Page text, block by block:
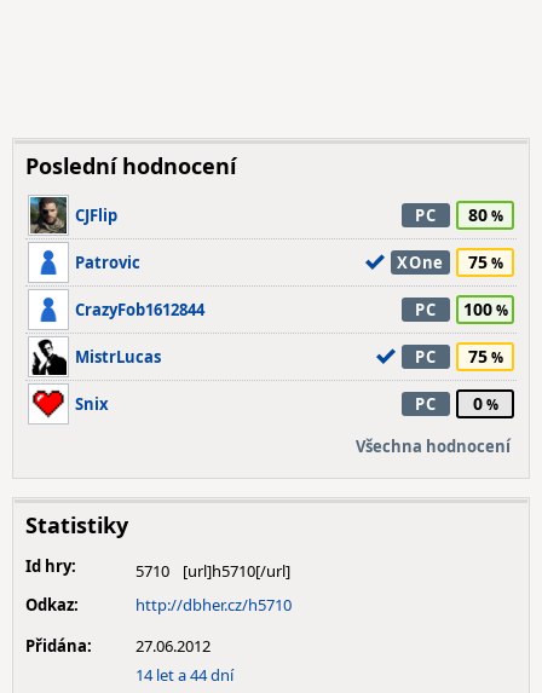
Poslední hodnocení
CJFlip PC 80
Patrovic XOne 75
CrazyFob1612844 PC 100
MistrLucas PC 75
Snix PC 0
Všechna hodnocení
Statistiky
Id hry:
5710
Odkaz:
http://dbher.cz/h5710
Přidána:
27.06.2012
14 let a 44 dní